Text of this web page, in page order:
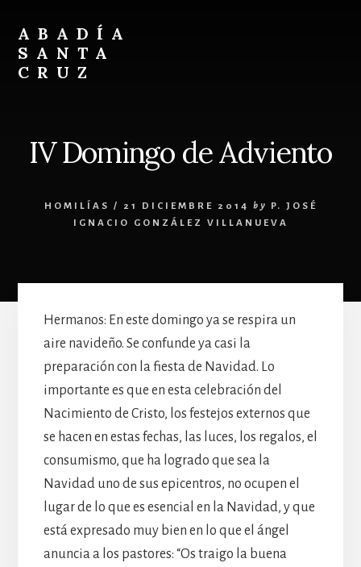
content
footer
ABADÍA
SANTA
CRUZ
IV Domingo de Adviento
HOMILÍAS / 21 DICIEMBRE 2014 by
P. JOSÉ
IGNACIO GONZÁLEZ VILLANUEVA
Hermanos: En este domingo ya se respira un
aire navideño. Se confunde ya casi la
preparación con la fiesta de Navidad. Lo
importante es que en esta celebración del
Nacimiento de Cristo, los festejos externos que
se hacen en estas fechas, las luces, los regalos, el
consumismo, que ha logrado que sea la
Navidad uno de sus epicentros, no ocupen el
lugar de lo que es esencial en la Navidad, y que
está expresado muy bien en lo que el ángel
anuncia a los pastores: “Os traigo la buena